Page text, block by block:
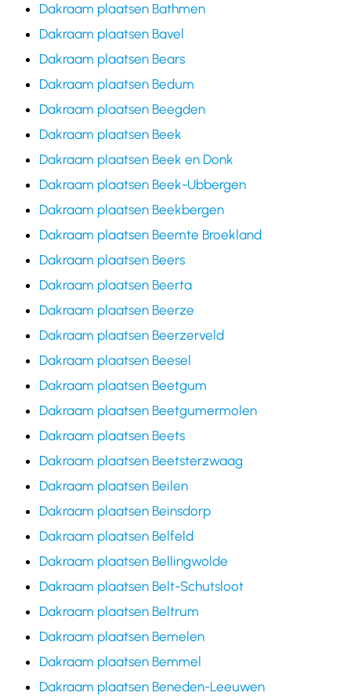
Dakraam plaatsen Bathmen
Dakraam plaatsen Bavel
Dakraam plaatsen Bears
Dakraam plaatsen Bedum
Dakraam plaatsen Beegden
Dakraam plaatsen Beek
Dakraam plaatsen Beek en Donk
Dakraam plaatsen Beek-Ubbergen
Dakraam plaatsen Beekbergen
Dakraam plaatsen Beemte Broekland
Dakraam plaatsen Beers
Dakraam plaatsen Beerta
Dakraam plaatsen Beerze
Dakraam plaatsen Beerzerveld
Dakraam plaatsen Beesel
Dakraam plaatsen Beetgum
Dakraam plaatsen Beetgumermolen
Dakraam plaatsen Beets
Dakraam plaatsen Beetsterzwaag
Dakraam plaatsen Beilen
Dakraam plaatsen Beinsdorp
Dakraam plaatsen Belfeld
Dakraam plaatsen Bellingwolde
Dakraam plaatsen Belt-Schutsloot
Dakraam plaatsen Beltrum
Dakraam plaatsen Bemelen
Dakraam plaatsen Bemmel
Dakraam plaatsen Beneden-Leeuwen